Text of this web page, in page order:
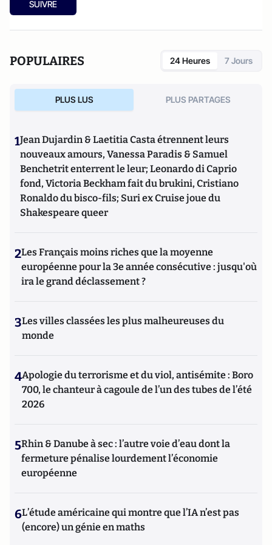
SUIVRE
POPULAIRES 24 Heures 7 Jours
PLUS LUS PLUS PARTAGES
1Jean Dujardin & Laetitia Casta étrennent leurs
nouveaux amours, Vanessa Paradis & Samuel
Benchetrit enterrent le leur; Leonardo di Caprio
fond, Victoria Beckham fait du brukini, Cristiano
Ronaldo du bisco-fils; Suri ex Cruise joue du
Shakespeare queer
2Les Français moins riches que la moyenne
européenne pour la 3e année consécutive : jusqu'où
ira le grand déclassement ?
3Les villes classées les plus malheureuses du
monde
4Apologie du terrorisme et du viol, antisémite : Boro
700, le chanteur à cagoule de l’un des tubes de l’été
2026
5Rhin & Danube à sec : l’autre voie d’eau dont la
fermeture pénalise lourdement l’économie
européenne
6L’étude américaine qui montre que l’IA n’est pas
(encore) un génie en maths